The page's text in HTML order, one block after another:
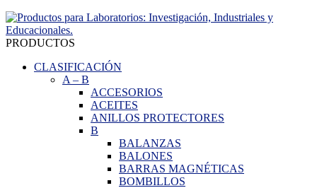
PRODUCTOS
CLASIFICACIÓN
A – B
ACCESORIOS
ACEITES
ANILLOS PROTECTORES
B
BALANZAS
BALONES
BARRAS MAGNÉTICAS
BOMBILLOS